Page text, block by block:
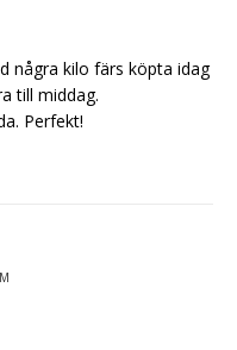
några kilo färs köpta idag
till middag.
Perfekt!